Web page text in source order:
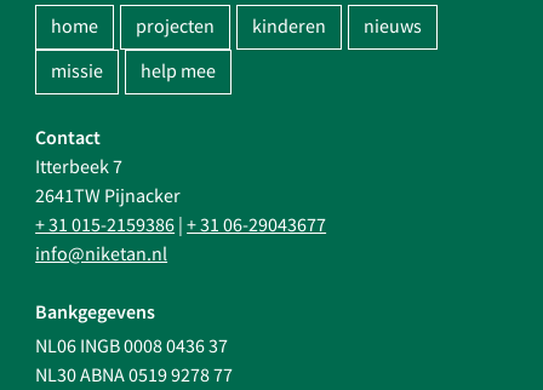
home projecten kinderen
nieuws
missie
help mee
Contact
Itterbeek 7
2641TW Pijnacker
+ 31 015-2159386 |+ 31 06-29043677
info@niketan.nl
Bankgegevens
NL06 INGB 0008 0436 37
NL30 ABNA 0519 9278 77